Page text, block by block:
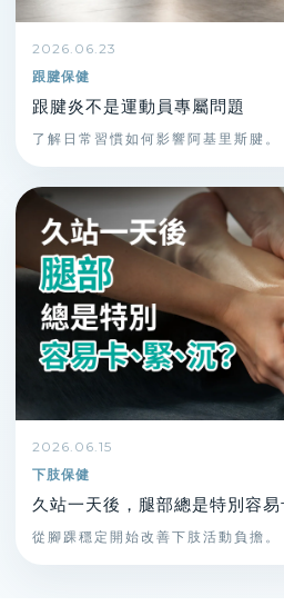
2026.06.23
跟腱保健
跟腱炎不是運動員專屬問題
了解日常習慣如何影響阿基里斯腱。
2026.06.15
下肢保健
久站一天後，腿部總是特別容易
從腳踝穩定開始改善下肢活動負擔。